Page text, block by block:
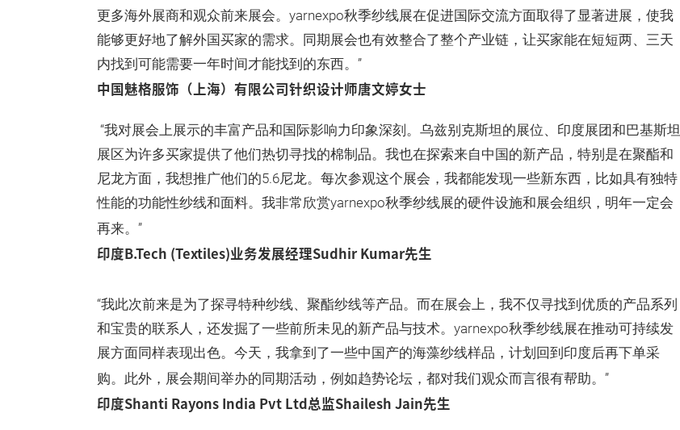
更多海外展商和观众前来展会。yarnexpo秋季纱线展在促进国际交流方面取得了显著进展，使我
能够更好地了解外国买家的需求。同期展会也有效整合了整个产业链，让买家能在短短两、三天
内找到可能需要一年时间才能找到的东西。”
中国魅格服饰（上海）有限公司针织设计师唐文婷女士
“我对展会上展示的丰富产品和国际影响力印象深刻。乌兹别克斯坦的展位、印度展团和巴基斯坦
展区为许多买家提供了他们热切寻找的棉制品。我也在探索来自中国的新产品，特别是在聚酯和
尼龙方面，我想推广他们的5.6尼龙。每次参观这个展会，我都能发现一些新东西，比如具有独特
性能的功能性纱线和面料。我非常欣赏yarnexpo秋季纱线展的硬件设施和展会组织，明年一定会
再来。”
印度B.Tech (Textiles)业务发展经理Sudhir Kumar先生
“我此次前来是为了探寻特种纱线、聚酯纱线等产品。而在展会上，我不仅寻找到优质的产品系列
和宝贵的联系人，还发掘了一些前所未见的新产品与技术。yarnexpo秋季纱线展在推动可持续发
展方面同样表现出色。今天，我拿到了一些中国产的海藻纱线样品，计划回到印度后再下单采
购。此外，展会期间举办的同期活动，例如趋势论坛，都对我们观众而言很有帮助。”
印度Shanti Rayons India Pvt Ltd总监Shailesh Jain先生